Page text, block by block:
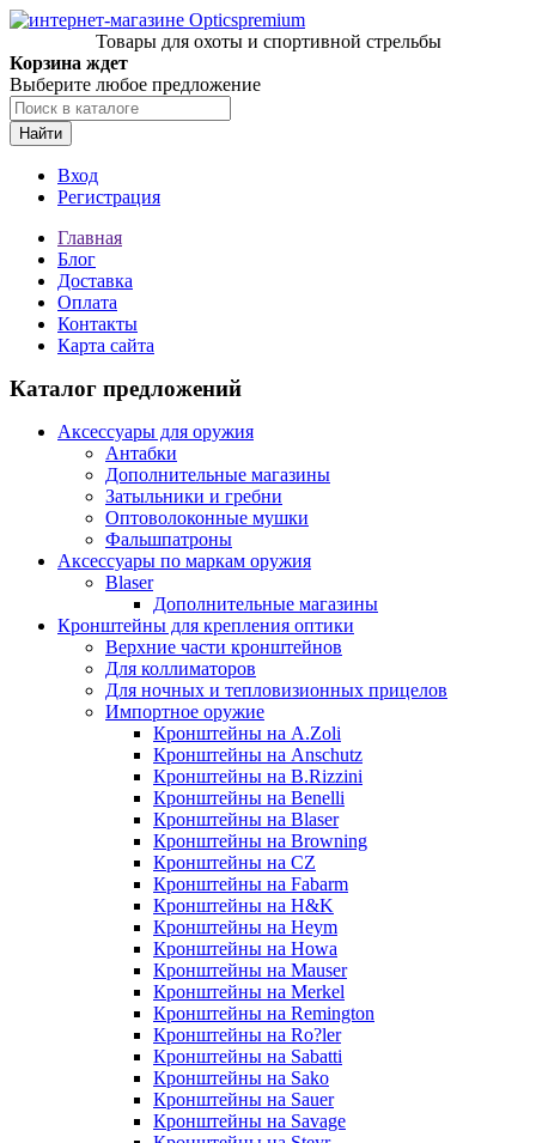
Товары для охоты и спортивной стрельбы
Корзина ждет
Выберите любое предложение
Найти
Вход
Регистрация
Главная
Блог
Доставка
Оплата
Контакты
Карта сайта
Каталог предложений
Аксессуары для оружия
Антабки
Дополнительные магазины
Затыльники и гребни
Оптоволоконные мушки
Фальшпатроны
Аксессуары по маркам оружия
Blaser
Дополнительные магазины
Кронштейны для крепления оптики
Верхние части кронштейнов
Для коллиматоров
Для ночных и тепловизионных прицелов
Импортное оружие
Кронштейны на A.Zoli
Кронштейны на Anschutz
Кронштейны на B.Rizzini
Кронштейны на Benelli
Кронштейны на Blaser
Кронштейны на Browning
Кронштейны на CZ
Кронштейны на Fabarm
Кронштейны на H&K
Кронштейны на Heym
Кронштейны на Howa
Кронштейны на Mauser
Кронштейны на Merkel
Кронштейны на Remington
Кронштейны на Ro?ler
Кронштейны на Sabatti
Кронштейны на Sako
Кронштейны на Sauer
Кронштейны на Savage